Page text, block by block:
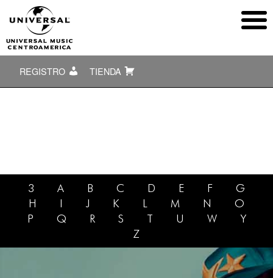
REGISTRO TIENDA
3 A B C D E F
G
H
I J K L M N
O
P
Q R S T U W
Y
Z